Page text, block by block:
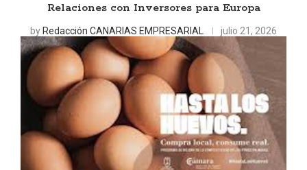
Relaciones con Inversores para Europa
by Redacción CANARIAS EMPRESARIAL julio 21, 2026